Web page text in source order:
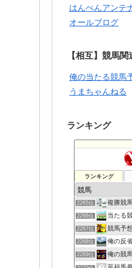
はんぺんアンテ
オールブログ
【相互】競馬
俺の当たる競馬
うまちゃんねる
ランキング
ランキング
2265位 複勝競
2266位 当たる
2267位 競馬予
2268位 俺の反
2269位 俺の競